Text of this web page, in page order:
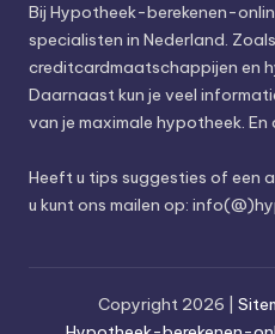
Bij Hypotheek-berekenen-
specialisten in Nederland.
creditcardmaatschappijen en
Daarnaast kun je veel
van je maximale hypotheek.
Heeft u tips suggesties of een
u kunt ons mailen op:
Copyright 2026 |